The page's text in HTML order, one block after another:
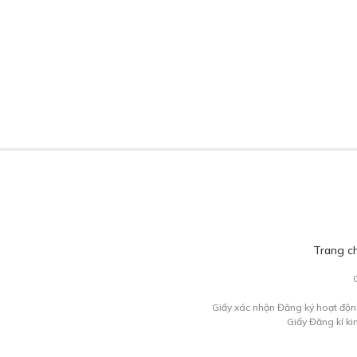
Trang
Giấy xác nhận Đăng ký hoạt
Giấy Đăng kí